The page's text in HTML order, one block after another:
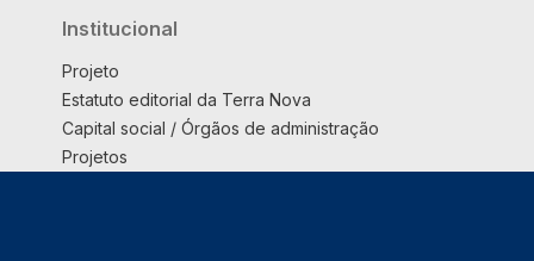
Institucional
Projeto
Estatuto editorial da Terra Nova
Capital social / Órgãos de administração
Projetos